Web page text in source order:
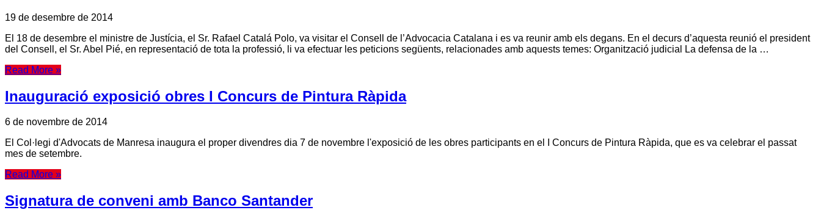
19 de desembre de 2014
El 18 de desembre el ministre de Justícia, el Sr. Rafael Catalá Polo, va visitar el Consell de l’Advocacia Catalana i es va reunir amb els degans. En el decurs d’aquesta reunió el president
del Consell, el Sr. Abel Pié, en representació de tota la professió, li va efectuar les peticions següents, relacionades amb aquests temes: Organització judicial La defensa de la …
Read More »
Inauguració exposició obres I Concurs de Pintura Ràpida
6 de novembre de 2014
El Col·legi d'Advocats de Manresa inaugura el proper divendres dia 7 de novembre l'exposició de les obres participants en el I Concurs de Pintura Ràpida, que es va celebrar el passat
mes de setembre.
Read More »
Signatura de conveni amb Banco Santander